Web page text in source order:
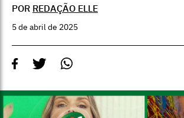
POR REDAÇÃO ELLE
5 de abril de 2025